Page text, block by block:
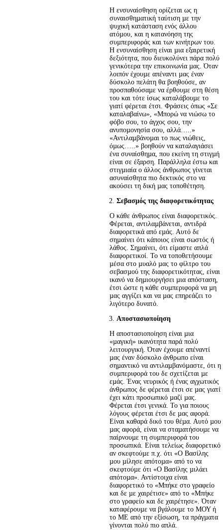
Η ενσυναίσθηση ορίζεται ως η
συναισθηµατική ταύτιση µε την
ψυχική κατάσταση ενός άλλου
ατόµου, και η κατανόηση της
συµπεριφοράς και των κινήτρων του.
Η ενσυναίσθηση είναι µια εξαιρετική
δεξιότητα, που διευκολύνει πάρα πολύ
γενικότερα την επικοινωνία µας. Όταν
λοιπόν έχουµε απέναντι µας έναν
δύσκολο πελάτη θα βοηθούσε, αν
προσπαθούσαµε να έρθουµε στη θέση
του και τότε ίσως καταλάβουµε το
γιατί φέρεται έτσι. Φράσεις όπως «Σε
καταλαβαίνω», «Μπορώ να νιώσω το
φόβο σου, το άγχος σου, την
ανυποµονησία σου, αλλά…..»
«Αντιλαµβάνοµαι το πως νιώθεις,
όµως…..» βοηθούν να καταλαγιάσει
ένα συναίσθηµα, που εκείνη τη στιγµή
είναι σε έξαρση. Παράλληλα έστω και
στιγµιαία ο άλλος άνθρωπος γίνεται
ασυναίσθητα πιο δεκτικός στο να
ακούσει τη δική µας τοποθέτηση.
Σεβασμός της διαφορετικότητας
Ο κάθε άνθρωπος είναι διαφορετικός.
Φέρεται, αντιλαµβάνεται, αντιδρά
διαφορετικά από εµάς. Αυτό δε
σηµαίνει ότι κάποιος είναι σωστός ή
λάθος. Σηµαίνει, ότι είµαστε απλά
διαφορετικοί. Το να τοποθετήσουµε
µέσα στο µυαλό µας το φίλτρο του
σεβασµού της διαφορετικότητας, είναι
ικανό να δηµιουργήσει µια απόσταση,
έτσι ώστε η κάθε συµπεριφορά να µη
µας αγγίζει και να µας επηρεάζει το
λιγότερο δυνατό.
Αποστασιοποίηση
Η αποστασιοποίηση είναι µια
«µαγική» ικανότητα παρά πολύ
λειτουργική. Όταν έχουµε απέναντί
µας έναν δύσκολο άνθρωπο είναι
σηµαντικό να αντιλαµβανόµαστε, ότι η
συµπεριφορά του δε σχετίζεται µε
εµάς. Ένας νευρικός ή ένας αγχωτικός
άνθρωπος δε φέρεται έτσι σε µας γιατί
έχει κάτι προσωπικό µαζί µας.
Φέρεται έτσι γενικά. Το για ποιους
λόγους φέρεται έτσι δε µας αφορά.
Είναι καθαρά δικό του θέµα. Αυτό µου
µας αφορά, είναι να σταµατήσουµε να
παίρνουµε τη συµπεριφορά του
προσωπικά. Είναι τελείως διαφορετικό
αν σκεφτούµε π.χ. ότι «Ο Βασίλης
µου µίλησε απότοµα» από το να
σκεφτούµε ότι «Ο Βασίλης µιλάει
απότοµα». Αντίστοιχα είναι
διαφορετικό το «Μπήκε στο γραφείο
και δε µε χαιρέτισε» από το «Μπήκε
στο γραφείο και δε χαιρέτησε». Όταν
καταφέρουµε να βγάλουµε το ΜΟΥ ή
το ΜΕ από την εξίσωση, τα πράγµατα
γίνονται πολύ πιο απλά.